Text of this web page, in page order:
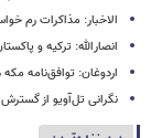
الاخبار: مذاکرات رم
انصارالله: ترکیه و
اردوغان: توافق‌نامه
نگرانی تل‌آویو از